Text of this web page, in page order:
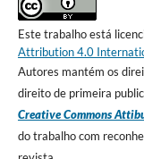
Este trabalho está
Attribution 4.0
Autores mantém os
direito de primeira
Creative Commons
do trabalho com